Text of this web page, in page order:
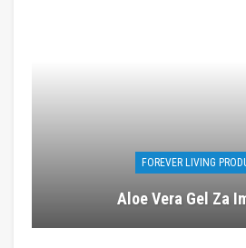
Aloe Vera Gel Za